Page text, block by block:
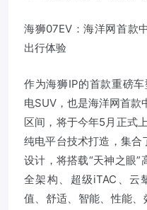
海狮07EV：海洋网首款
出行体验
作为海狮IP的首款重磅
电SUV，也是海洋网首
区间，将于今年5月正式
纯电平台技术打造，集合
设计，将搭载“天神之眼
全架构、超级iTAC、云
值、舒适、智能、性能、